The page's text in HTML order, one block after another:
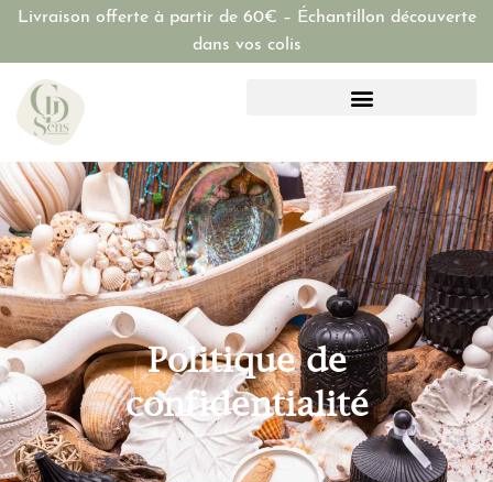
Livraison offerte à partir de 60€ – Échantillon découverte
dans vos colis
Politique de
confidentialité